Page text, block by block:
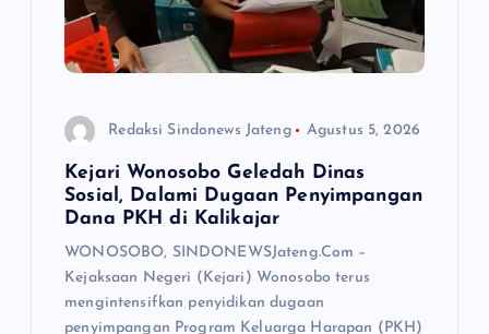
Redaksi Sindonews Jateng Agustus 5, 2026
Kejari Wonosobo Geledah Dinas
Sosial, Dalami Dugaan Penyimpangan
Dana PKH di Kalikajar
WONOSOBO, SINDONEWSJateng.Com –
Kejaksaan Negeri (Kejari) Wonosobo terus
mengintensifkan penyidikan dugaan
penyimpangan Program Keluarga Harapan (PKH)